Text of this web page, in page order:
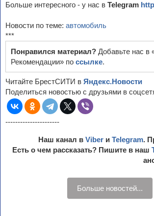
Больше интересного - у нас в Telegram
Новости по теме: автомобиль
***
Понравился материал? Добавьте нас в
Рекомендации» по ссылке.
Читайте БрестСИТИ в Яндекс.Новости
Поделиться новостью с друзьями в
----------------------
Наш канал в Viber и Telegram.
Есть о чем рассказать? Пишите в наш
Больше новостей...